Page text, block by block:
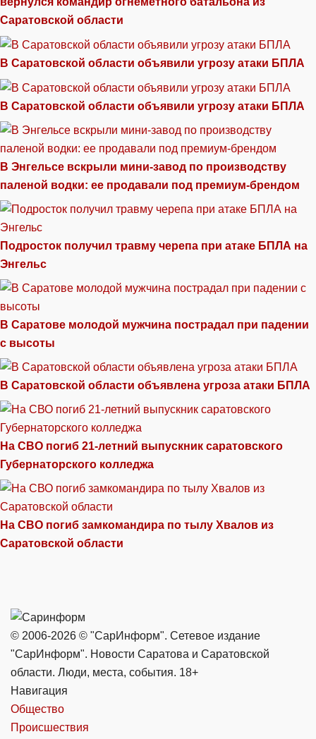
Саратовской области
В Саратовской области объявили угрозу атаки БПЛА
В Саратовской области объявили угрозу атаки БПЛА
В Энгельсе вскрыли мини-завод по производству
паленой водки: ее продавали под премиум-брендом
Подросток получил травму черепа при атаке БПЛА на
Энгельс
В Саратове молодой мужчина пострадал при падении
с высоты
В Саратовской области объявлена угроза атаки БПЛА
На СВО погиб 21-летний выпускник саратовского
Губернаторского колледжа
На СВО погиб замкомандира по тылу Хвалов из
Саратовской области
© 2006-2026 © "СарИнформ". Сетевое издание
"СарИнформ". Новости Саратова и Саратовской
области. Люди, места, события. 18+
Навигация
Общество
Происшествия